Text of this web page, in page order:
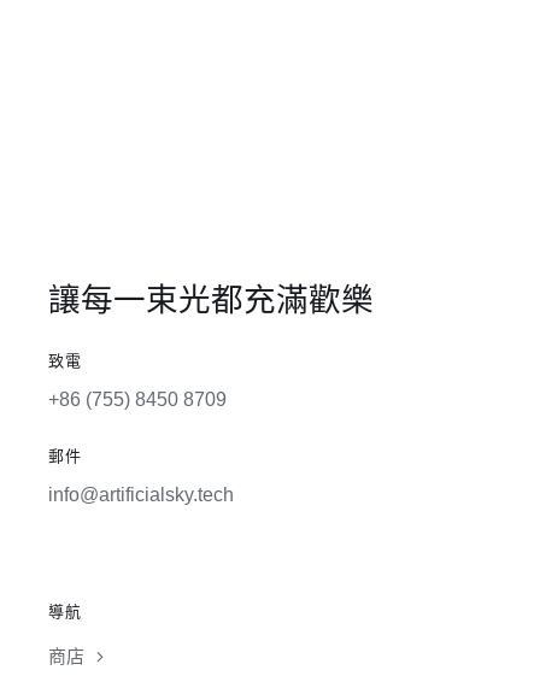
讓每一束光都充滿歡樂
致電
+86 (755) 8450 8709
郵件
info@artificialsky.tech
導航
商店